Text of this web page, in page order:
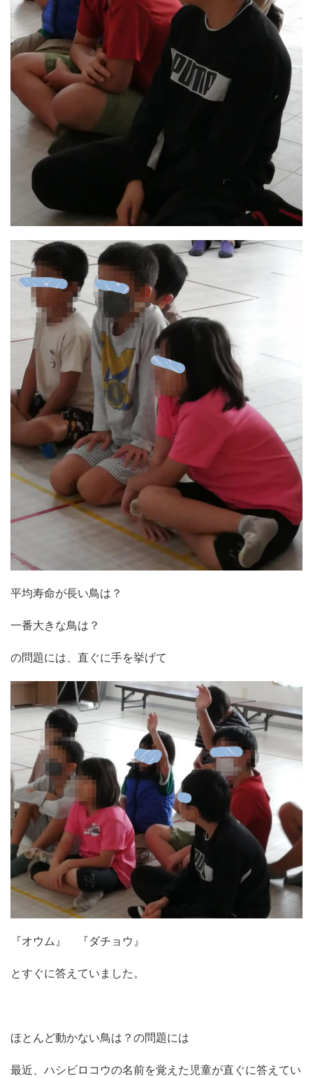
平均寿命が長い鳥は？
一番大きな鳥は？
の問題には、直ぐに手を挙げて
『オウム』 『ダチョウ』
とすぐに答えていました。
ほとんど動かない鳥は？の問題には
最近、ハシビロコウの名前を覚えた児童が直ぐに答えてい